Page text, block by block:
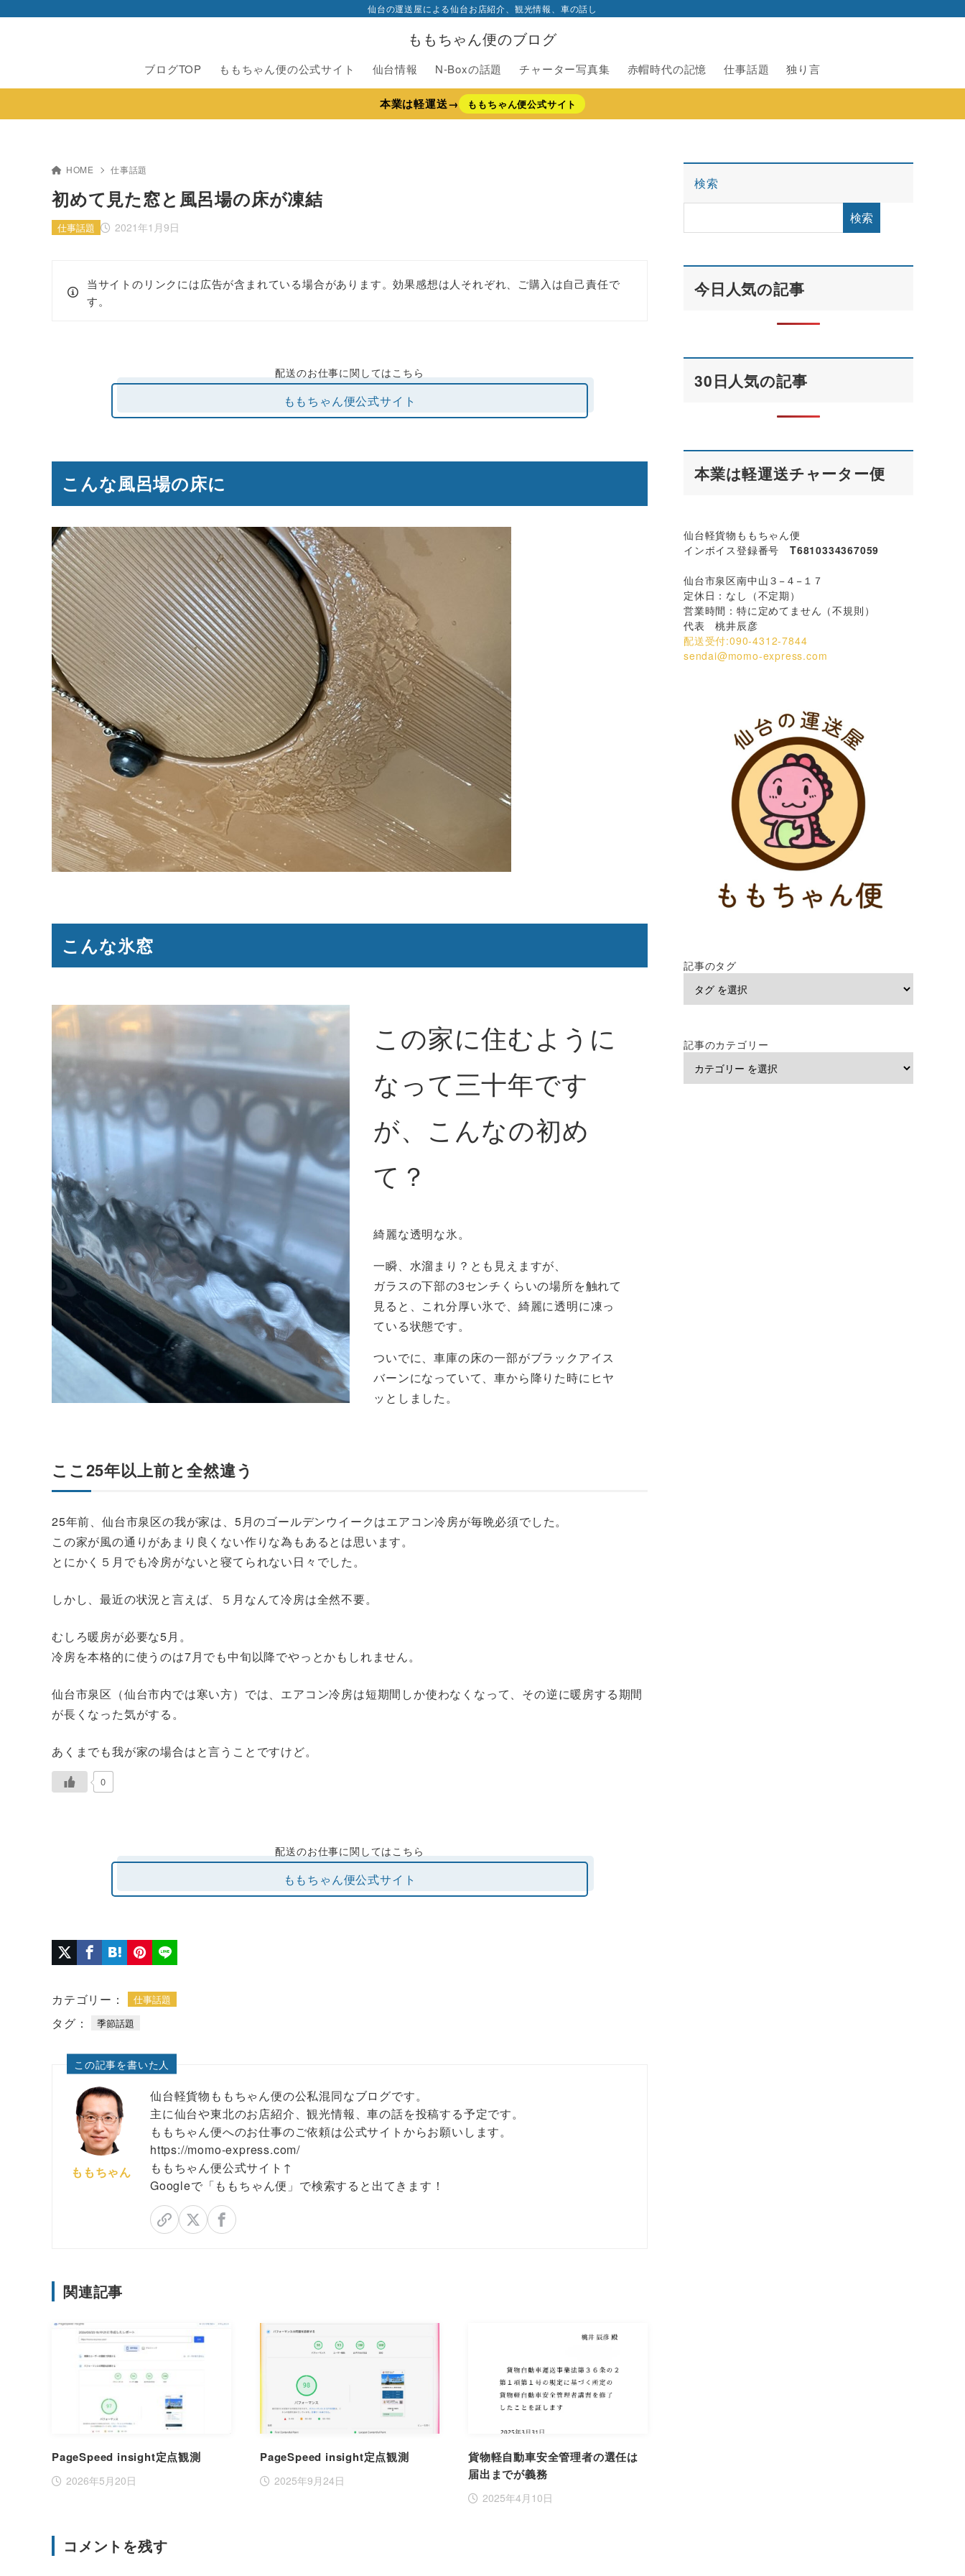
ももちゃん便のブログ
仙台の運送屋による仙台お店紹介、観光情報、車の話し
ブログTOP ももちゃん便の公式サイト 仙台情報 N-Boxの話題 チャーター写真集 赤帽時代の記憶 仕事話題 独り言
本業は軽運送→ ももちゃん便公式サイト
HOME 仕事話題
初めて見た窓と風呂場の床が凍結
2021年1月9日
仕事話題
当サイトのリンクには広告が含まれている場合があります。効果感想は人それぞれ、ご購入は自己責任で
す。
配送のお仕事に関してはこちら
ももちゃん便公式サイト
こんな風呂場の床に
こんな氷窓
この家に住むように
なって三十年です
が、こんなの初め
て？
綺麗な透明な氷。
一瞬、水溜まり？とも見えますが、
ガラスの下部の3センチくらいの場所を触れて
見ると、これ分厚い氷で、綺麗に透明に凍っ
ている状態です。
ついでに、車庫の床の一部がブラックアイス
バーンになっていて、車から降りた時にヒヤ
ッとしました。
ここ25年以上前と全然違う
25年前、仙台市泉区の我が家は、5月のゴールデンウイークはエアコン冷房が毎晩必須でした。
この家が風の通りがあまり良くない作りな為もあるとは思います。
とにかく５月でも冷房がないと寝てられない日々でした。
しかし、最近の状況と言えば、５月なんて冷房は全然不要。
むしろ暖房が必要な5月。
冷房を本格的に使うのは7月でも中旬以降でやっとかもしれません。
仙台市泉区（仙台市内では寒い方）では、エアコン冷房は短期間しか使わなくなって、その逆に暖房する期間
が長くなった気がする。
あくまでも我が家の場合はと言うことですけど。
0
配送のお仕事に関してはこちら
ももちゃん便公式サイト
カテゴリー： 仕事話題
タグ： 季節話題
この記事を書いた人
ももちゃん
仙台軽貨物ももちゃん便の公私混同なブログです。
主に仙台や東北のお店紹介、観光情報、車の話を投稿する予定です。
ももちゃん便へのお仕事のご依頼は公式サイトからお願いします。
https://momo-express.com/
ももちゃん便公式サイト↑
Googleで「ももちゃん便」で検索すると出てきます！
関連記事
PageSpeed insight定点観測
2026年5月20日
PageSpeed insight定点観測
2025年9月24日
貨物軽自動車安全管理者の選任は
届出までが義務
2025年4月10日
コメントを残す
検索
検索
今日人気の記事
30日人気の記事
本業は軽運送チャーター便
仙台軽貨物ももちゃん便
インボイス登録番号 T6810334367059
仙台市泉区南中山３−４−１７
定休日：なし（不定期）
営業時間：特に定めてません（不規則）
代表 桃井辰彦
配送受付:090-4312-7844
sendai@momo-express.com
記事のタグ
記事のカテゴリー